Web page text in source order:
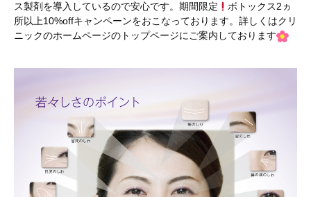
ス製剤を導入しているので安心です。期間限定
ボトックス2ヵ
所以上10%offキャンペーンをおこなっております。詳しくはクリ
ニックのホームページのトップページにご案内しております